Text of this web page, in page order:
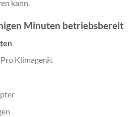
kann.
Minuten betriebsbereit
Klimagerät